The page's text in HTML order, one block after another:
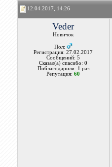
12.04.2017, 14:26
Veder
Новичок
Пол:
Регистрация: 27.02.2017
Сообщений: 5
Сказал(а) спасибо: 0
Поблагодарили: 1 раз
Репутация:60